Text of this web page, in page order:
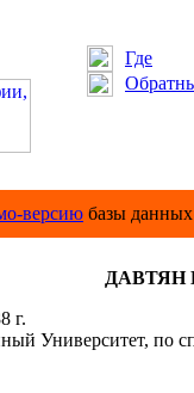
Где
версию базы
ДАВТЯН
г.
Университет, по